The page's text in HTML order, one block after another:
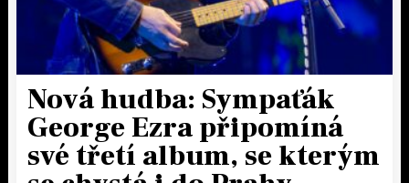
Nová hudba: Sympaťák
George Ezra připomíná
své třetí album, se kterým